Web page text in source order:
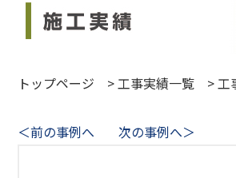
トップページ >工事実績一覧 >工
＜前の事例へ
次の事例へ＞